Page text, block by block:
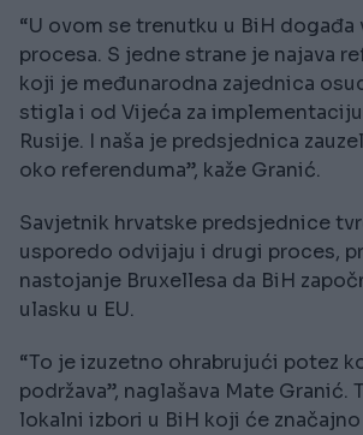
“U ovom se trenutku u BiH događa
procesa. S jedne strane je najava
koji je međunarodna zajednica
stigla i od Vijeća za
Rusije. I naša je predsjednica
oko referenduma”, kaže Granić.
Savjetnik hrvatske predsjednice
usporedo odvijaju i drugi proces,
nastojanje Bruxellesa da BiH
ulasku u EU.
“To je izuzetno ohrabrujući potez
podržava”, naglašava Mate Granić.
lokalni izbori u BiH koji će